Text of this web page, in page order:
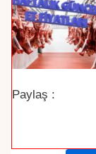
Paylaş :